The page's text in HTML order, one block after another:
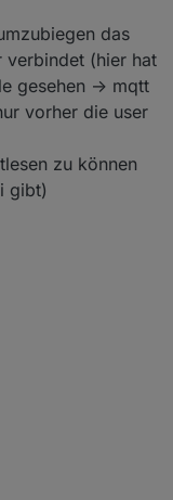
das
verbindet (hier hat
gesehen -> mqtt
vorher die user
zu können
gibt)